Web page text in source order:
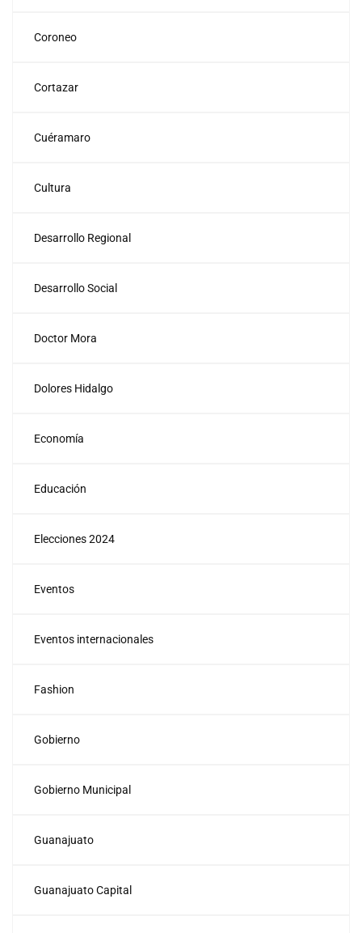
Coroneo
Cortazar
Cuéramaro
Cultura
Desarrollo Regional
Desarrollo Social
Doctor Mora
Dolores Hidalgo
Economía
Educación
Elecciones 2024
Eventos
Eventos internacionales
Fashion
Gobierno
Gobierno Municipal
Guanajuato
Guanajuato Capital